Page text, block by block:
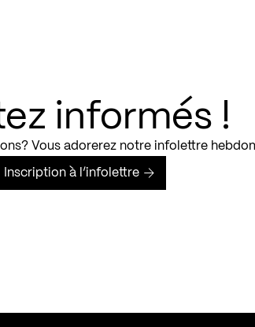
informés !
Vous adorerez notre infolettre
Inscription à l’infolettre